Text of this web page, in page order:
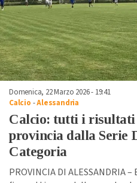
Domenica, 22 Marzo 2026 - 19:41
Calcio -Alessandria
Calcio: tutti i
provincia dalla Serie
Categoria
PROVINCIA DI